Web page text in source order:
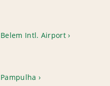
Belem Intl. Airport
Pampulha